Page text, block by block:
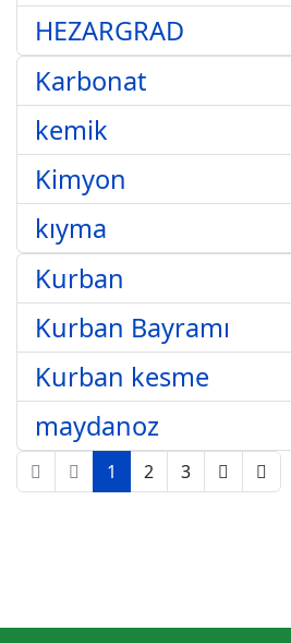
HEZARGRAD
Karbonat
kemik
Kimyon
kıyma
Kurban
Kurban Bayramı
Kurban kesme
maydanoz
1 2 3